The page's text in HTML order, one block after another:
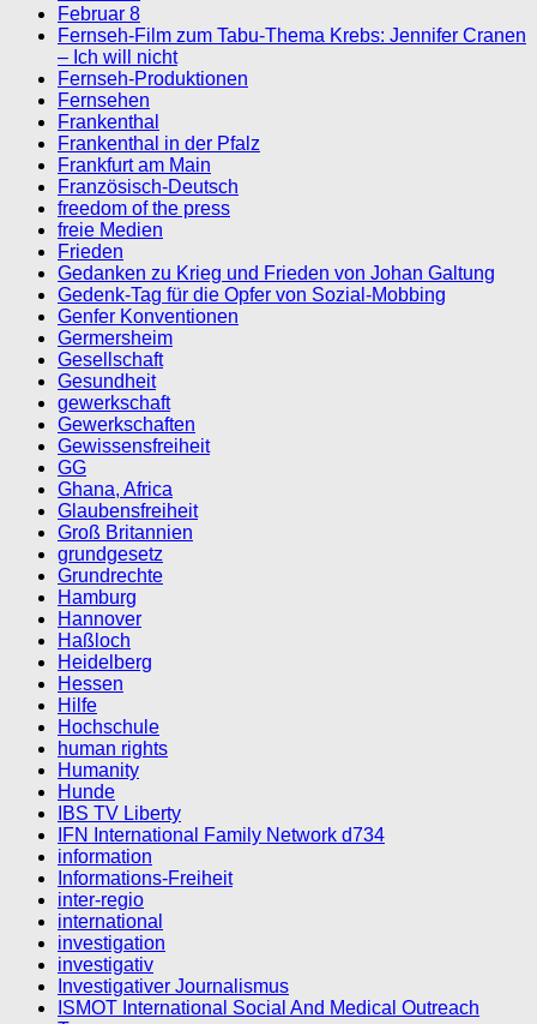
Februar 8
Fernseh-Film zum Tabu-Thema Krebs: Jennifer Cranen
– Ich will nicht
Fernseh-Produktionen
Fernsehen
Frankenthal
Frankenthal in der Pfalz
Frankfurt am Main
Französisch-Deutsch
freedom of the press
freie Medien
Frieden
Gedanken zu Krieg und Frieden von Johan Galtung
Gedenk-Tag für die Opfer von Sozial-Mobbing
Genfer Konventionen
Germersheim
Gesellschaft
Gesundheit
gewerkschaft
Gewerkschaften
Gewissensfreiheit
GG
Ghana, Africa
Glaubensfreiheit
Groß Britannien
grundgesetz
Grundrechte
Hamburg
Hannover
Haßloch
Heidelberg
Hessen
Hilfe
Hochschule
human rights
Humanity
Hunde
IBS TV Liberty
IFN International Family Network d734
information
Informations-Freiheit
inter-regio
international
investigation
investigativ
Investigativer Journalismus
ISMOT International Social And Medical Outreach